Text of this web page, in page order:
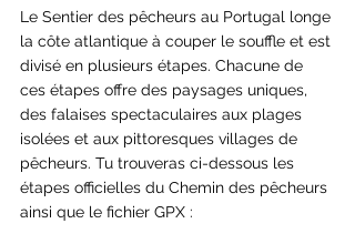
Le Sentier des pêcheurs au Portugal longe
la côte atlantique à couper le souffle et est
divisé en plusieurs étapes. Chacune de
ces étapes offre des paysages uniques,
des falaises spectaculaires aux plages
isolées et aux pittoresques villages de
pêcheurs. Tu trouveras ci-dessous les
étapes officielles du Chemin des pêcheurs
ainsi que le fichier GPX :